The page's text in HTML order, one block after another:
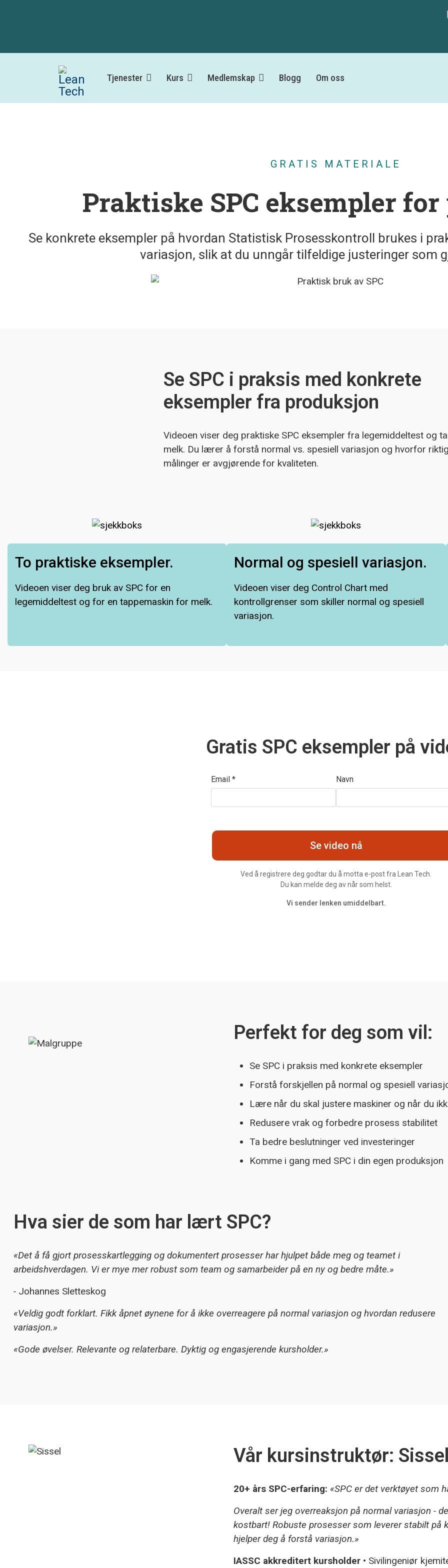
Tjenester Kurs Medlemskap Blogg Om oss
GRATIS MATERIALE
Praktiske SPC eksempler
Se konkrete eksempler på hvordan Statistisk Prosesskontroll brukes i
variasjon, slik at du unngår tilfeldige justeringer som
Se SPC i praksis med konkrete
eksempler fra produksjon
Videoen viser deg praktiske SPC eksempler fra legemiddeltest og
melk. Du lærer å forstå normal vs. spesiell variasjon og hvorfor
målinger er avgjørende for kvaliteten.
To praktiske eksempler.
Videoen viser deg bruk av SPC for en
legemiddeltest og for en tappemaskin for melk.
Normal og spesiell variasjon.
Videoen viser deg Control Chart med
kontrollgrenser som skiller normal og spesiell
variasjon.
Gratis SPC eksempler på
Email * Navn
Ved å registrere deg godtar du å motta e-post fra Lean Tech.
Du kan melde deg av når som helst.
Vi sender lenken umiddelbart.
Perfekt for deg som vil:
Se SPC i praksis med konkrete eksempler
Forstå forskjellen på normal og spesiell
Lære når du skal justere maskiner og når du
Redusere vrak og forbedre prosess stabilitet
Ta bedre beslutninger ved investeringer
Komme i gang med SPC i din egen produksjon
Hva sier de som har lært SPC?
«Det å få gjort prosesskartlegging og dokumentert prosesser har hjulpet både meg og teamet i
arbeidshverdagen. Vi er mye mer robust som team og samarbeider på en ny og bedre måte.»
- Johannes Sletteskog
«Veldig godt forklart. Fikk åpnet øynene for å ikke overreagere på normal variasjon og hvordan redusere
variasjon.»
«Gode øvelser. Relevante og relaterbare. Dyktig og engasjerende kursholder.»
Vår kursinstruktør:
20+ års SPC-erfaring: «SPC er det verktøyet som
Overalt ser jeg overreaksjon på normal variasjon -
kostbart! Robuste prosesser som leverer stabilt på
hjelper deg å forstå variasjon.»
IASSC akkreditert kursholder • Sivilingeniør